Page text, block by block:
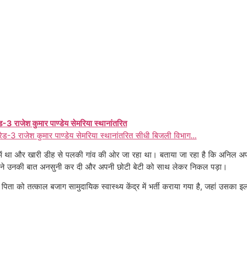
राजेश कुमार पाण्डेय सेमरिया स्थानांतरित
राजेश कुमार पाण्डेय सेमरिया स्थानांतरित सीधी बिजली विभाग...
और खारी डीह से पलकी गांव की ओर जा रहा था। बताया जा रहा है कि अनिल
उनकी बात अनसुनी कर दी और अपनी छोटी बेटी को साथ लेकर निकल पड़ा।
को तत्काल बजाग सामुदायिक स्वास्थ्य केंद्र में भर्ती कराया गया है, जहां उसका